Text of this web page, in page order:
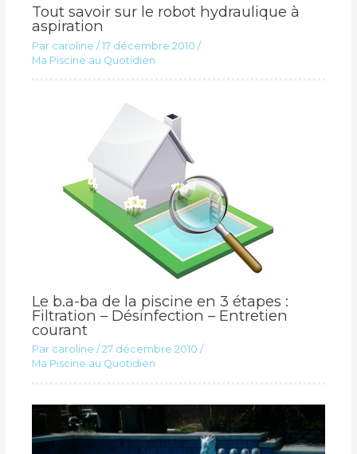
Tout savoir sur le robot hydraulique à
aspiration
Par caroline /17 décembre 2010 /
Ma Piscine au Quotidien
Le b.a-ba de la piscine en 3 étapes :
Filtration – Désinfection – Entretien
courant
Par caroline /27 décembre 2010 /
Ma Piscine au Quotidien